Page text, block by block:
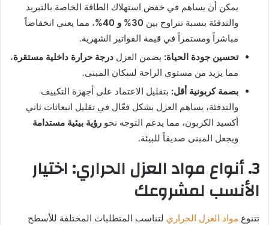
يمكن أن يساهم في خفض استهلاك الطاقة الخاصة بالتبريد
والتدفئة بنسبة تتراوح بين 30% و 40%
، مما يعني انخفاضاً
مباشراً ومستمراً في قيمة الفواتير الشهرية.
تحسين جودة الحياة: يضمن العزل درجة حرارة داخلية مستقرة،
مما يزيد من مستوى الراحة لسكان المبنى.
بصمة كربونية أقل: بتقليل الاعتماد على أجهزة التكييف
والتدفئة، يساهم العزل بشكل فعّال في تقليل انبعاثات ثاني
أكسيد الكربون، مما يدعم التوجه نحو رؤية بيئية مستدامة
ويجعل المبنى صديقاً للبيئة.
3. أنواع مواد العزل الحراري: اختيار
الأنسب لمشروعك
تتنوع مواد العزل الحراري لتناسب المتطلبات المختلفة للأسطح